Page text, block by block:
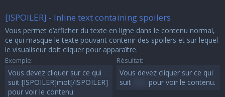
[ISPOILER] - Inline text containing spoilers
Vous permet d’afficher du texte en ligne dans le contenu normal,
ce qui masque le texte pouvant contenir des spoilers et sur lequel
le visualiseur doit cliquer pour apparaître.
Exemple:
Vous devez cliquer sur ce qui
suit [ISPOILER]mot[/ISPOILER]
pour voir le contenu.
Résultat:
Vous devez cliquer sur ce qui
suit
pour voir le contenu.